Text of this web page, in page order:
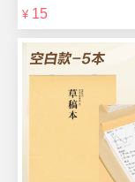
¥ 15